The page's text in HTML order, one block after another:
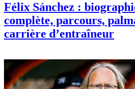
Félix Sánchez :
complète, parcours,
carrière d’entraîneur